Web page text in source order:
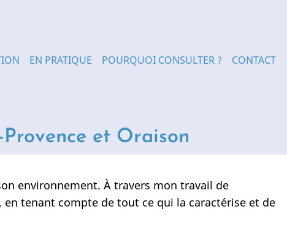
EN PRATIQUE POURQUOI CONSULTER ? CONTACT
et Oraison
environnement. À travers mon travail de
en tenant compte de tout ce qui la caractérise et de